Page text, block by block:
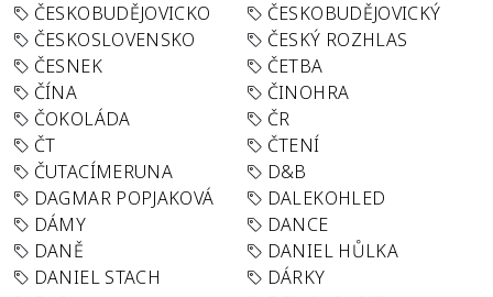
ČESKOBUDĚJOVICKO
ČESKOBUDĚJOVICKÝ
ČESKOSLOVENSKO
ČESKÝ ROZHLAS
ČESNEK
ČETBA
ČÍNA
ČINOHRA
ČOKOLÁDA
ČR
ČT
ČTENÍ
ČUTACÍMERUNA
D&B
DAGMAR POPJAKOVÁ
DALEKOHLED
DÁMY
DANCE
DANĚ
DANIEL HŮLKA
DANIEL STACH
DÁRKY